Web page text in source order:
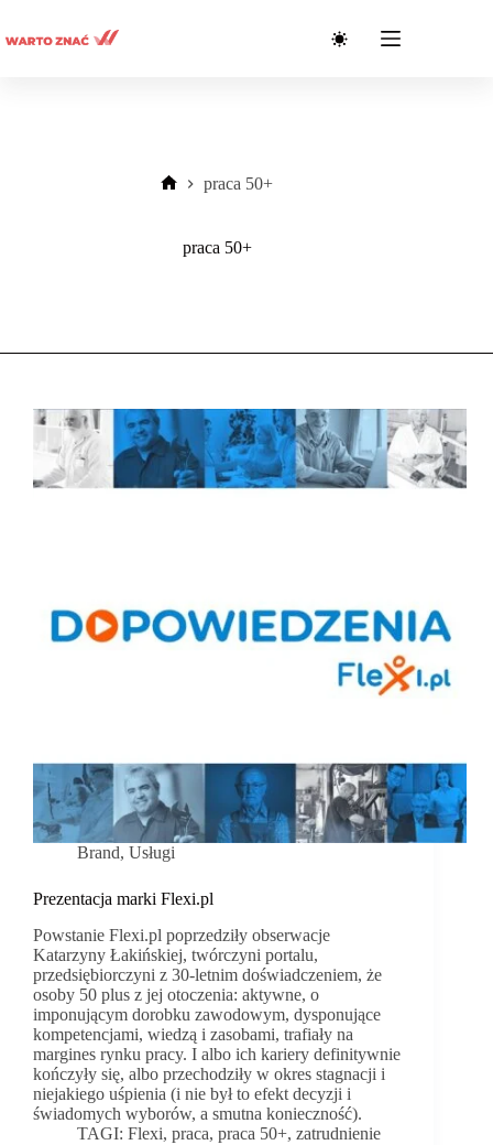
treści
praca 50+
praca 50+
Brand, Usługi
Prezentacja marki Flexi.pl
Powstanie Flexi.pl poprzedziły obserwacje
Katarzyny Łakińskiej, twórczyni portalu,
przedsiębiorczyni z 30-letnim doświadczeniem, że
osoby 50 plus z jej otoczenia: aktywne, o
imponującym dorobku zawodowym, dysponujące
kompetencjami, wiedzą i zasobami, trafiały na
margines rynku pracy. I albo ich kariery definitywnie
kończyły się, albo przechodziły w okres stagnacji i
niejakiego uśpienia (i nie był to efekt decyzji i
świadomych wyborów, a smutna konieczność).
TAGI: Flexi,praca,praca 50+,zatrudnienie